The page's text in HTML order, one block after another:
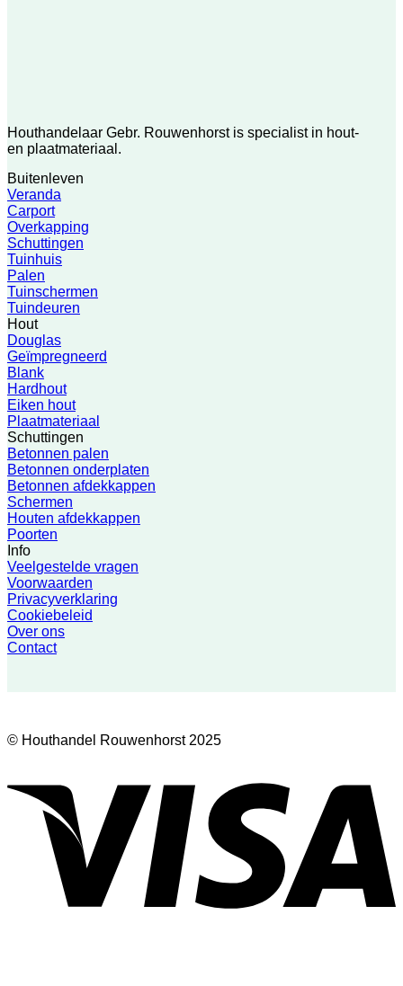
Houthandelaar Gebr. Rouwenhorst is specialist in hout-
en plaatmateriaal.
Buitenleven
Veranda
Carport
Overkapping
Schuttingen
Tuinhuis
Palen
Tuinschermen
Tuindeuren
Hout
Douglas
Geïmpregneerd
Blank
Hardhout
Eiken hout
Plaatmateriaal
Schuttingen
Betonnen palen
Betonnen onderplaten
Betonnen afdekkappen
Schermen
Houten afdekkappen
Poorten
Info
Veelgestelde vragen
Voorwaarden
Privacyverklaring
Cookiebeleid
Over ons
Contact
© Houthandel Rouwenhorst 2025